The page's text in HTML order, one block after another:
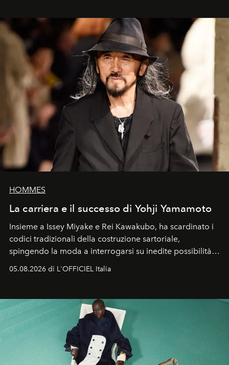
HOMMES
La carriera e il successo di Yohji Yamamoto
Insieme a Issey Miyake e Rei Kawakubo, ha scardinato i
codici tradizionali della costruzione sartoriale,
spingendo la moda a interrogarsi su inedite possibilità
formali e a ridefinire il concetto stesso di silhouette.
un’impronta indelebile nella storia della moda.
05.08.2026 di L'OFFICIEL Italia